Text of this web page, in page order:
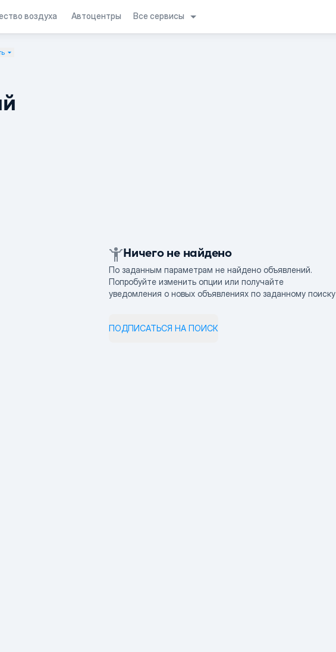
воздуха Автоцентры Все сервисы
Ничего не найдено
По заданным параметрам не найдено объявлений.
Попробуйте изменить опции или получайте
уведомления о новых объявлениях по заданному поиску
ПОДПИСАТЬСЯ НА ПОИСК